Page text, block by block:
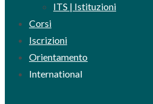
ITS | Istituzioni
Corsi
Iscrizioni
Orientamento
International